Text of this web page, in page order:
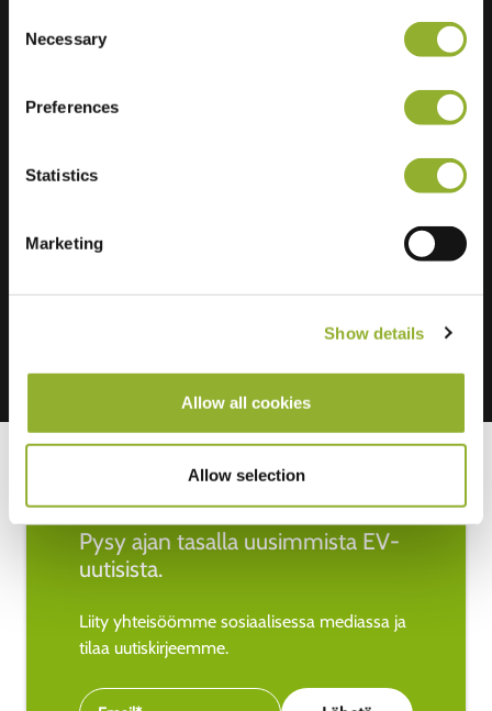
Selection
Necessary
Preferences
Statistics
Marketing
Show details
Allow all cookies
Allow selection
Lisätietoja
Pysy ajan tasalla uusimmista EV-
uutisista.
Liity yhteisöömme sosiaalisessa mediassa ja
tilaa uutiskirjeemme.